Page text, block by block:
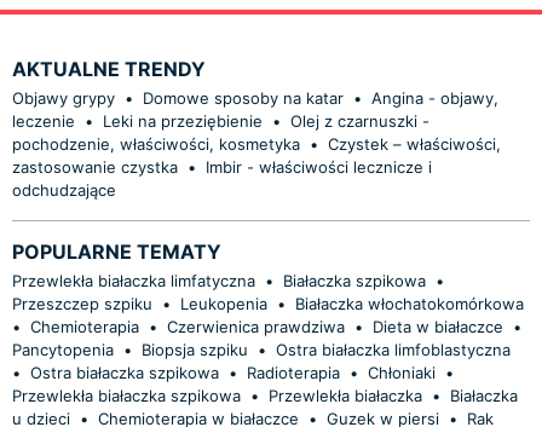
AKTUALNE TRENDY
Objawy grypy • Domowe sposoby na katar • Angina - objawy,
leczenie
• Leki na przeziębienie • Olej z czarnuszki -
pochodzenie, właściwości, kosmetyka • Czystek – właściwości,
zastosowanie czystka •
Imbir - właściwości lecznicze i
odchudzające
POPULARNE TEMATY
Przewlekła białaczka limfatyczna • Białaczka szpikowa •
Przeszczep szpiku
• Leukopenia •
Białaczka włochatokomórkowa
• Chemioterapia • Czerwienica prawdziwa • Dieta w białaczce
•
Pancytopenia • Biopsja szpiku • Ostra białaczka limfoblastyczna
• Ostra białaczka szpikowa • Radioterapia • Chłoniaki •
Przewlekła białaczka szpikowa • Przewlekła białaczka •
Białaczka
u dzieci • Chemioterapia w białaczce • Guzek w piersi •
Rak